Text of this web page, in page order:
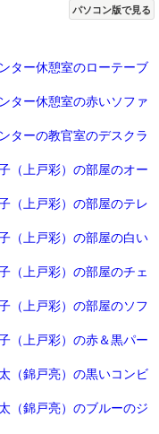
パソコン版で見る
ター休憩室のローテーブ
ター休憩室の赤いソファ
ターの教官室のデスクラ
（上戸彩）の部屋のオー
（上戸彩）の部屋のテレ
（上戸彩）の部屋の白い
（上戸彩）の部屋のチェ
（上戸彩）の部屋のソフ
（上戸彩）の赤＆黒パー
（錦戸亮）の黒いコンビ
（錦戸亮）のブルーのジ